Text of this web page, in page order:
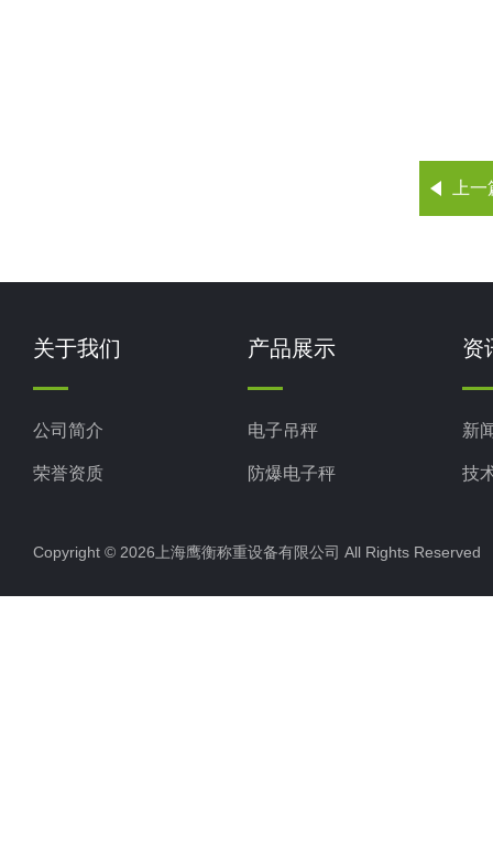
上
关于我们
公司简介
荣誉资质
产品展示
电子吊秤
防爆电子秤
电子汽车衡
电子天平
资
新
技
Copyright © 2026上海鹰衡称重设备有限公司 All Rights